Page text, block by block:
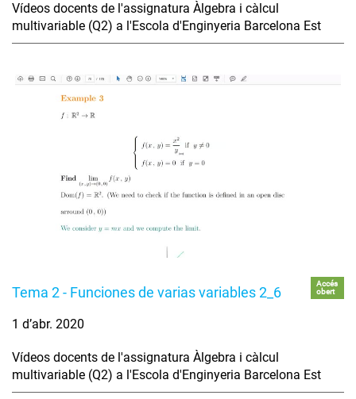
Vídeos docents de l'assignatura Àlgebra i càlcul
multivariable (Q2) a l'Escola d'Enginyeria Barcelona Est
Tema 2 - Funciones de varias variables 2_6
Accés
obert
1 d’abr. 2020
Vídeos docents de l'assignatura Àlgebra i càlcul
multivariable (Q2) a l'Escola d'Enginyeria Barcelona Est